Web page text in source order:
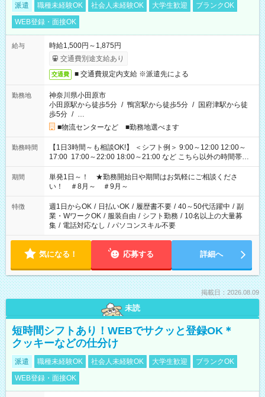
派遣 職種未経験OK 社会人未経験OK 大学生歓迎
ブランクOK
WEB登録・面接OK
給与
時給1,500円～1,875円
交通費別途支給あり
交通費 ■ 交通費規定内支給 ※派遣先による
勤務地
神奈川県小田原市
小田原駅から徒歩5分 / 鴨宮駅から徒歩5分 / 国府津駅から徒
歩5分 / …
■物流センターなど ■勤務地選べます
勤務時間
【1日3時間～も相談OK!】 ＜シフト例＞ 9:00～12:00 12:00～
17:00 17:00～22:00 18:00～21:00 など こちら以外の時間帯も
お気軽にご相談ください！
期間
単発1日～！ ★勤務開始日や期間はお気軽にご相談くださ
い！ ＃8月～ ＃9月～
特徴 週1日からOK / 日払いOK / 履歴書不要 / 40～50代活躍中 / 副
業・WワークOK / 服装自由 / シフト勤務 / 10名以上の大量募
集 / 電話対応なし / パソコンスキル不要
気になる！ 応募する 詳細へ
掲載日：2026.08.09
未読
短時間シフトあり！WEBでサクッと登録OK＊
クッキーなどの仕分け
派遣 職種未経験OK 社会人未経験OK 大学生歓迎
ブランクOK
WEB登録・面接OK